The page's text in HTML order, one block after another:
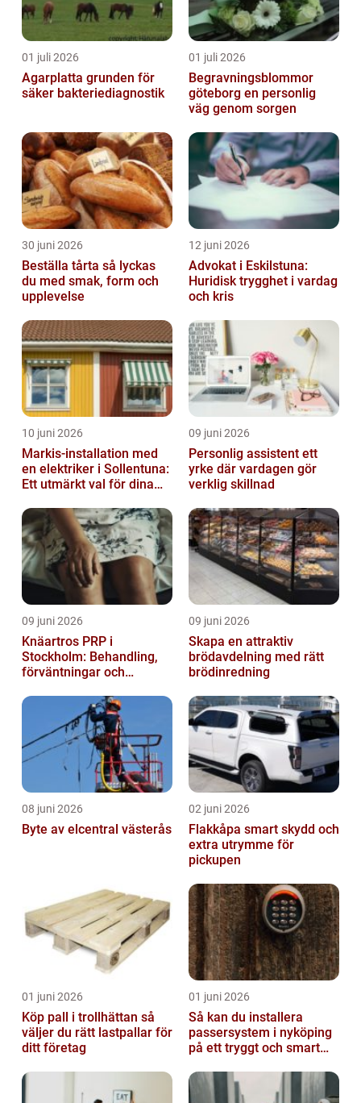
01 juli 2026
Agarplatta grunden för
säker bakteriediagnostik
01 juli 2026
Begravningsblommor
göteborg en personlig
väg genom sorgen
30 juni 2026
Beställa tårta så lyckas
du med smak, form och
upplevelse
12 juni 2026
Advokat i Eskilstuna:
Huridisk trygghet i vardag
och kris
10 juni 2026
Markis-installation med
en elektriker i Sollentuna:
Ett utmärkt val för dina
09 juni 2026
Personlig assistent ett
yrke där vardagen gör
verklig skillnad
09 juni 2026
Knäartros PRP i
Stockholm: Behandling,
förväntningar och
09 juni 2026
Skapa en attraktiv
brödavdelning med rätt
brödinredning
08 juni 2026
Byte av elcentral västerås
02 juni 2026
Flakkåpa smart skydd och
extra utrymme för
pickupen
01 juni 2026
Köp pall i trollhättan så
väljer du rätt lastpallar för
ditt företag
01 juni 2026
Så kan du installera
passersystem i nyköping
på ett tryggt och smart